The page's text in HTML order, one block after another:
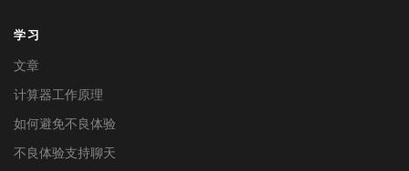
学习
文章
计算器工作原理
如何避免不良体验
不良体验支持聊天